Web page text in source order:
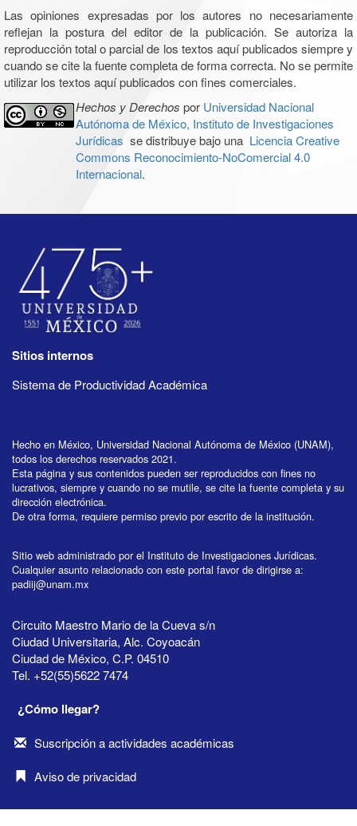
Las opiniones expresadas por los autores no necesariamente
reflejan la postura del editor de la publicación. Se autoriza la
reproducción total o parcial de los textos aquí publicados siempre y
cuando se cite la fuente completa de forma correcta. No se permite
utilizar los textos aquí publicados con fines comerciales.
Hechos y Derechos por Universidad Nacional
Autónoma de México, Instituto de Investigaciones
Jurídicas se distribuye bajo una Licencia Creative
Commons Reconocimiento-NoComercial 4.0
Internacional.
Sitios internos
Sistema de Productividad Académica
Hecho en México, Universidad Nacional Autónoma de México (UNAM),
todos los derechos reservados 2021.
Esta página y sus contenidos pueden ser reproducidos con fines no
lucrativos, siempre y cuando no se mutile, se cite la fuente completa y su
dirección electrónica.
De otra forma, requiere permiso previo por escrito de la institución.
Sitio web administrado por el Instituto de Investigaciones Jurídicas.
Cualquier asunto relacionado con este portal favor de dirigirse a:
padiij@unam.mx
Circuito Maestro Mario de la Cueva s/n
Ciudad Universitaria, Alc. Coyoacán
Ciudad de México, C.P. 04510
Tel. +52(55)5622 7474
¿Cómo llegar?
Suscripción a actividades académicas
Aviso de privacidad